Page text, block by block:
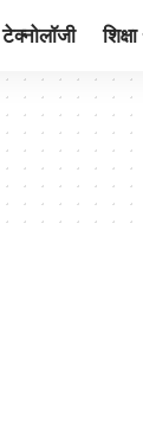
टेक्नोलॉजी शिक्षा